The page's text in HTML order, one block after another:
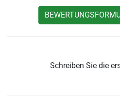
Schreiben Sie die